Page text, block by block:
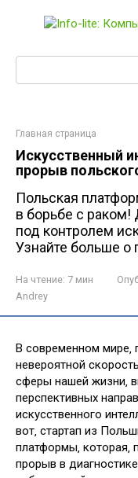
Главная страница
Искусственный
прорыв
Польская
в борьбе с раком!
под контролем
Узнайте больше о
На чтение: 7 мин
Andrey
В современном мире‚
невероятной
сферы нашей жизни‚
перспективных
искусственного
вот‚ стартап из
платформы‚ которая‚
прорыв в